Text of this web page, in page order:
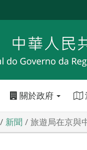
關於政府
新聞 旅遊局在京與